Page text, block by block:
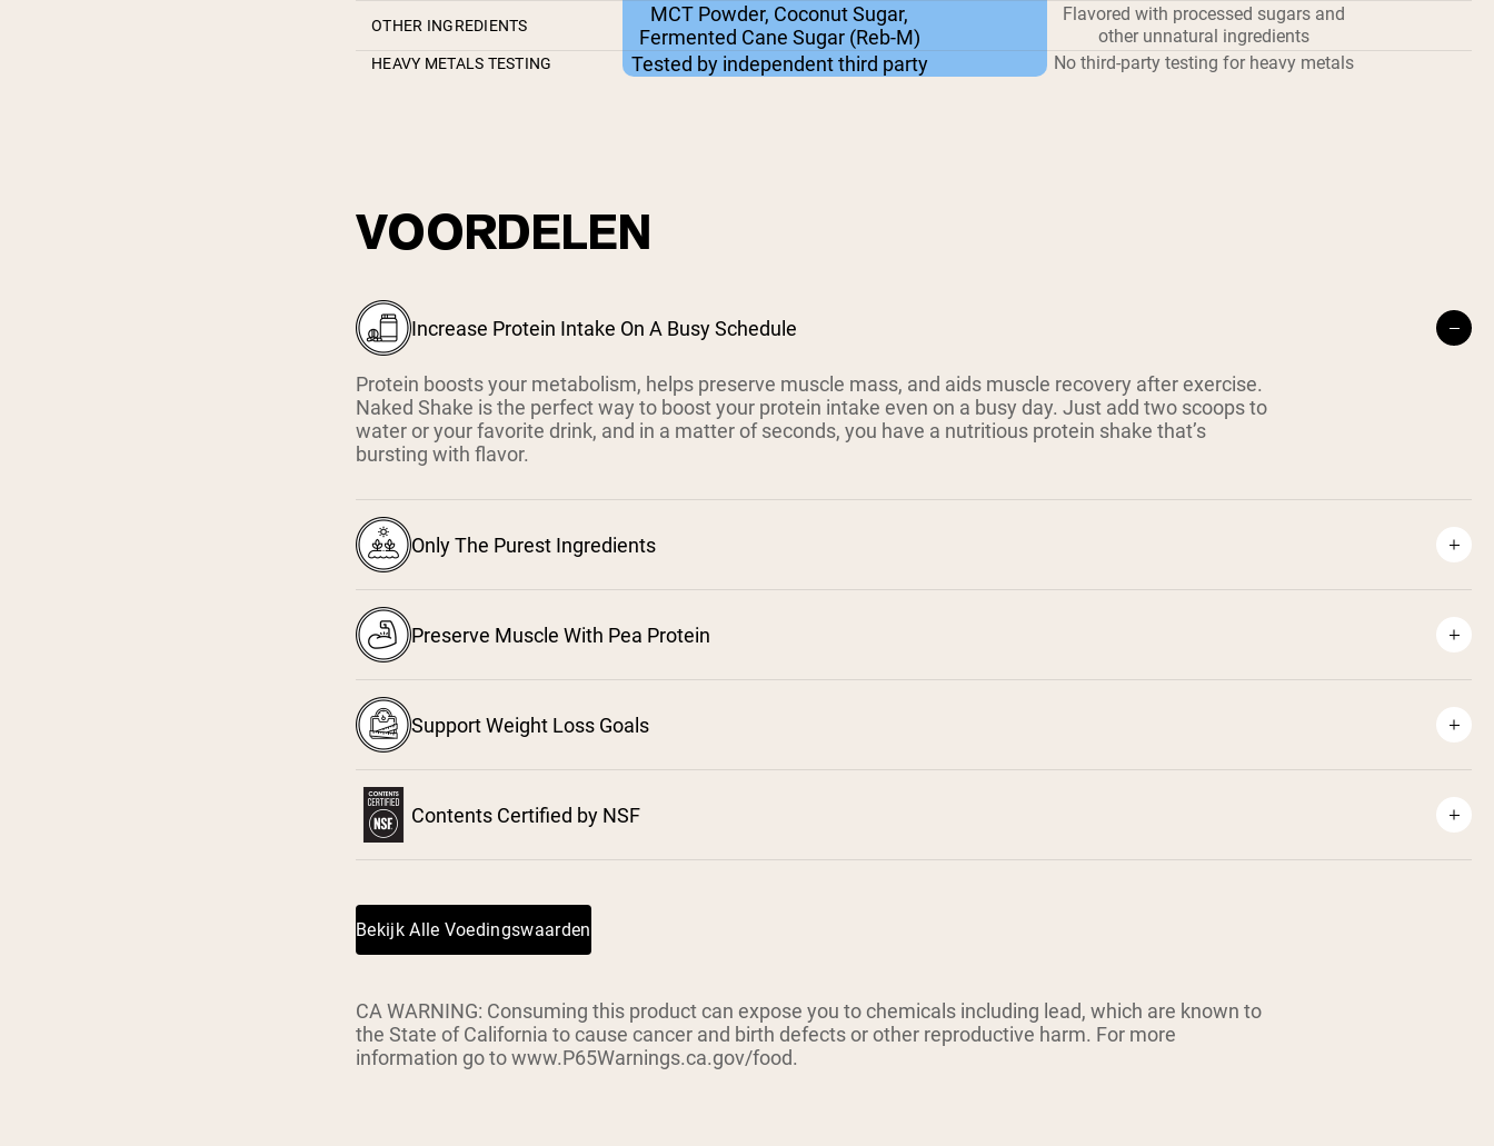
OTHER INGREDIENTS
MCT Powder, Coconut Sugar,
Fermented Cane Sugar (Reb-M)
Flavored with processed sugars and
other unnatural ingredients
HEAVY METALS TESTING Tested by independent third party No third-party testing for heavy metals
VOORDELEN
Increase Protein Intake On A Busy Schedule
Protein boosts your metabolism, helps preserve muscle mass, and aids muscle recovery after exercise.
Naked Shake is the perfect way to boost your protein intake even on a busy day. Just add two scoops to
water or your favorite drink, and in a matter of seconds, you have a nutritious protein shake that’s
bursting with flavor.
Only The Purest Ingredients
Preserve Muscle With Pea Protein
Support Weight Loss Goals
Contents Certified by NSF
Bekijk Alle Voedingswaarden
CA WARNING: Consuming this product can expose you to chemicals including lead, which are known to
the State of California to cause cancer and birth defects or other reproductive harm. For more
information go to www.P65Warnings.ca.gov/food.
Nu Kopen